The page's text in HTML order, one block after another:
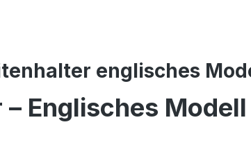
englisches
Englisches